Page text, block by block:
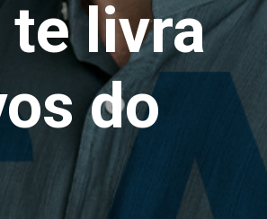
te livra
do